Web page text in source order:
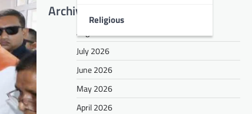
Religious
Archives
August 2026
July 2026
June 2026
May 2026
April 2026